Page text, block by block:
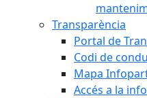
Transparència
Portal de
Codi de
Mapa
Accés a la